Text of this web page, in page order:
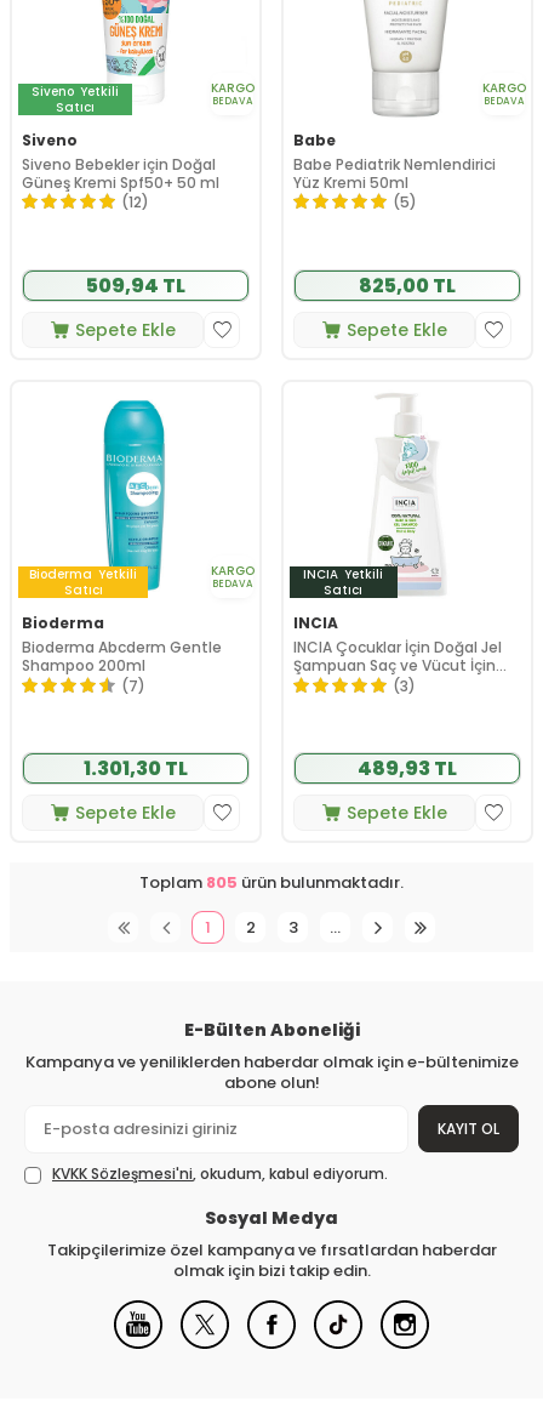
Siveno Yetkili
Satıcı
KARGO
BEDAVA
Siveno
Siveno Bebekler için Doğal
Güneş Kremi Spf50+ 50 ml
(12)
509,94 TL
Sepete Ekle
KARGO
BEDAVA
Babe
Babe Pediatrik Nemlendirici
Yüz Kremi 50ml
(5)
825,00 TL
Sepete Ekle
Bioderma Yetkili
Satıcı
KARGO
BEDAVA
Bioderma
Bioderma Abcderm Gentle
Shampoo 200ml
(7)
1.301,30 TL
Sepete Ekle
INCIA Yetkili
Satıcı
INCIA
INCIA Çocuklar İçin Doğal Jel
Şampuan Saç ve Vücut İçin
350 ml
(3)
489,93 TL
Sepete Ekle
Toplam 805 ürün bulunmaktadır.
1
2 3 …
E-Bülten Aboneliği
Kampanya ve yeniliklerden haberdar olmak için e-bültenimize
abone olun!
KAYIT OL
KVKK Sözleşmesi'ni, okudum, kabul ediyorum.
Sosyal Medya
Takipçilerimize özel kampanya ve fırsatlardan haberdar
olmak için bizi takip edin.